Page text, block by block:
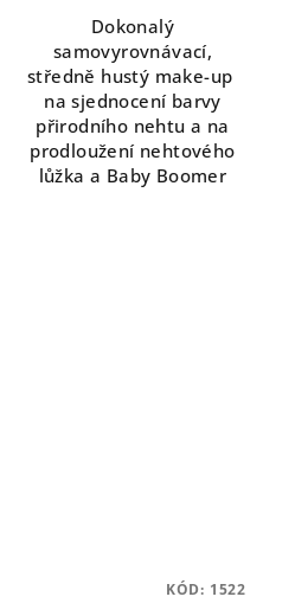
Dokonalý
samovyrovnávací,
středně hustý make-up
na sjednocení barvy
přirodního nehtu a na
prodloužení nehtového
lůžka a Baby Boomer
KÓD: 1522